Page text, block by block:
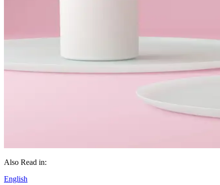
Also Read in:
English